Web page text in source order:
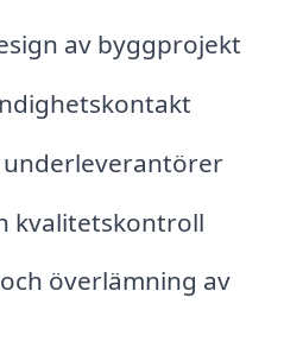
av byggprojekt
kvalitetskontroll
överlämning av